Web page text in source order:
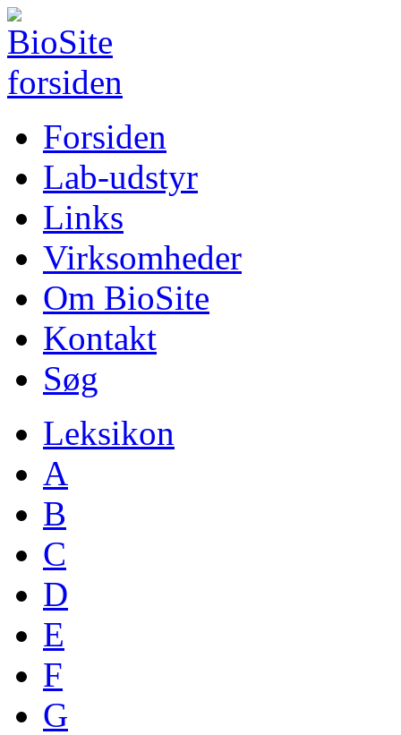
Forsiden
Lab-udstyr
Links
Virksomheder
Om BioSite
Kontakt
Søg
Leksikon
A
B
C
D
E
F
G